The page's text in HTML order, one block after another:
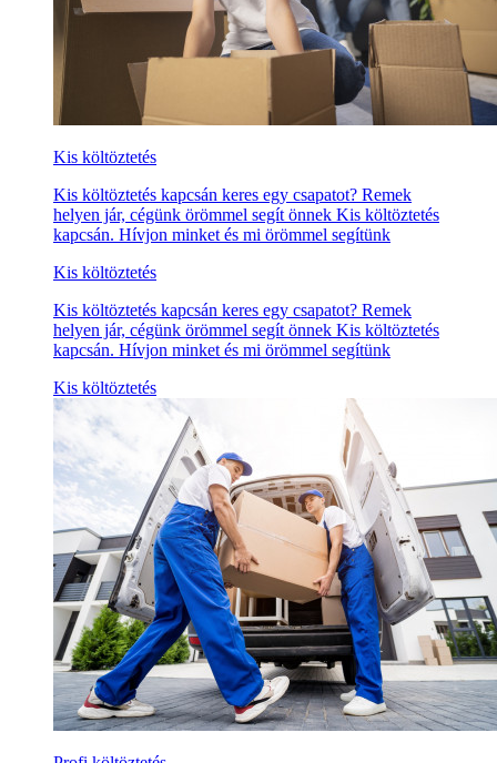
Kis költöztetés
Kis költöztetés kapcsán keres egy csapatot? Remek
helyen jár, cégünk örömmel segít önnek Kis költöztetés
kapcsán. Hívjon minket és mi örömmel segítünk
Kis költöztetés
Kis költöztetés kapcsán keres egy csapatot? Remek
helyen jár, cégünk örömmel segít önnek Kis költöztetés
kapcsán. Hívjon minket és mi örömmel segítünk
Kis költöztetés